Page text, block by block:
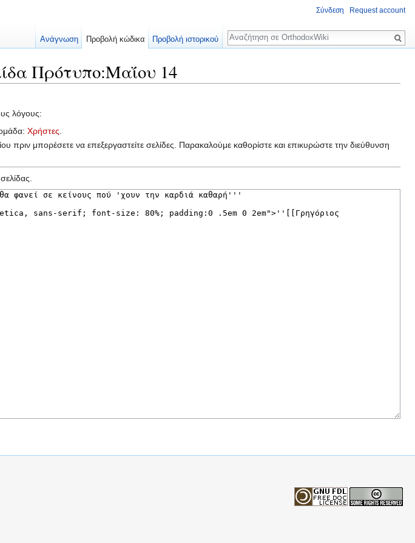
Πρότυπο:Μαΐου 14
λόγους:
ομάδα:Χρήστες
πριν μπορέσετε να επεξεργαστείτε σελίδες. Παρακαλούμε καθορίστε και επικυρώστε την διεύθυνση
Σύνδεση Request account
Ανάγνωση Προβολή κώδικα Προβολή ιστορικού
Αναζήτηση